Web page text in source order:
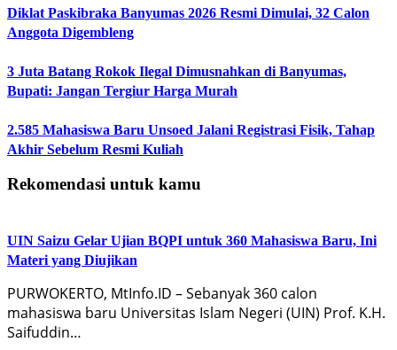
Diklat Paskibraka Banyumas 2026 Resmi Dimulai, 32 Calon
Anggota Digembleng
3 Juta Batang Rokok Ilegal Dimusnahkan di Banyumas,
Bupati: Jangan Tergiur Harga Murah
2.585 Mahasiswa Baru Unsoed Jalani Registrasi Fisik, Tahap
Akhir Sebelum Resmi Kuliah
Rekomendasi untuk kamu
UIN Saizu Gelar Ujian BQPI untuk 360 Mahasiswa Baru, Ini
Materi yang Diujikan
PURWOKERTO, MtInfo.ID – Sebanyak 360 calon
mahasiswa baru Universitas Islam Negeri (UIN) Prof. K.H.
Saifuddin…